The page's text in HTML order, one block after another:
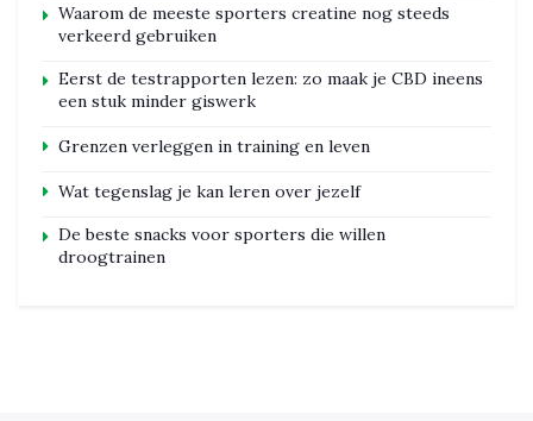
Waarom de meeste sporters creatine nog steeds
verkeerd gebruiken
Eerst de testrapporten lezen: zo maak je CBD ineens
een stuk minder giswerk
Grenzen verleggen in training en leven
Wat tegenslag je kan leren over jezelf
De beste snacks voor sporters die willen
droogtrainen